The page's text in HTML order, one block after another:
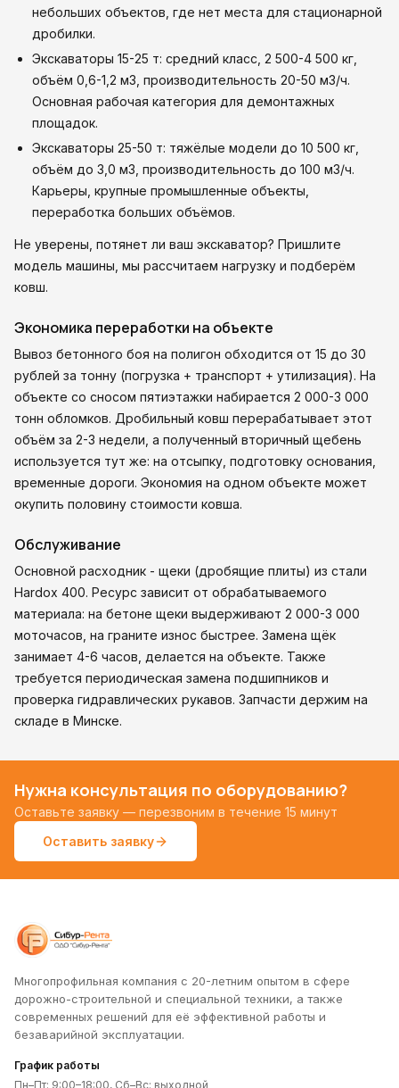
небольших объектов, где нет места для стационарной
дробилки.
Экскаваторы 15-25 т: средний класс, 2 500-4 500 кг,
объём 0,6-1,2 м3, производительность 20-50 м3/ч.
Основная рабочая категория для демонтажных
площадок.
Экскаваторы 25-50 т: тяжёлые модели до 10 500 кг,
объём до 3,0 м3, производительность до 100 м3/ч.
Карьеры, крупные промышленные объекты,
переработка больших объёмов.
Не уверены, потянет ли ваш экскаватор? Пришлите
модель машины, мы рассчитаем нагрузку и подберём
ковш.
Экономика переработки на объекте
Вывоз бетонного боя на полигон обходится от 15 до 30
рублей за тонну (погрузка + транспорт + утилизация). На
объекте со сносом пятиэтажки набирается 2 000-3 000
тонн обломков. Дробильный ковш перерабатывает этот
объём за 2-3 недели, а полученный вторичный щебень
используется тут же: на отсыпку, подготовку основания,
временные дороги. Экономия на одном объекте может
окупить половину стоимости ковша.
Обслуживание
Основной расходник - щеки (дробящие плиты) из стали
Hardox 400. Ресурс зависит от обрабатываемого
материала: на бетоне щеки выдерживают 2 000-3 000
моточасов, на граните износ быстрее. Замена щёк
занимает 4-6 часов, делается на объекте. Также
требуется периодическая замена подшипников и
проверка гидравлических рукавов. Запчасти держим на
складе в Минске.
Нужна консультация по оборудованию?
Оставьте заявку — перезвоним в течение 15 минут
Оставить заявку
Многопрофильная компания с 20-летним опытом в сфере
дорожно-строительной и специальной техники, а также
современных решений для её эффективной работы и
безаварийной эксплуатации.
График работы
Пн–Пт: 9:00–18:00, Сб–Вс: выходной